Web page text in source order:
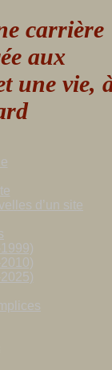
carrière
aux
une vie,
d’un site